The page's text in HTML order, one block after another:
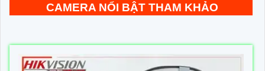
CAMERA NỔI BẬT THAM KHẢO